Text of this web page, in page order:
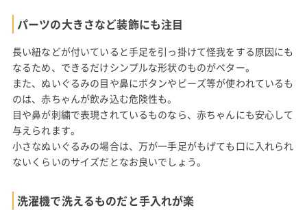
パーツの大きさなど装飾にも注目
長い紐などが付いていると手足を引っ掛けて怪我をする原因にも
なるため、できるだけシンプルな形状のものがベター。
また、ぬいぐるみの目や鼻にボタンやビーズ等が使われているも
のは、赤ちゃんが飲み込む危険性も。
目や鼻が刺繍で表現されているものなら、赤ちゃんにも安心して
与えられます。
小さなぬいぐるみの場合は、万が一手足がもげても口に入れられ
ないくらいのサイズだとなお良いでしょう。
洗濯機で洗えるものだと手入れが楽